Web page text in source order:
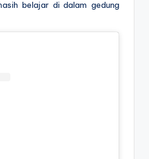
belajar di dalam gedung